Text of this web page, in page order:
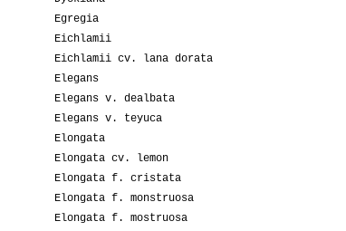
Egregia
Eichlamii
Eichlamii cv. lana dorata
Elegans
Elegans v. dealbata
Elegans v. teyuca
Elongata
Elongata cv. lemon
Elongata f. cristata
Elongata f. monstruosa
Elongata f. mostruosa